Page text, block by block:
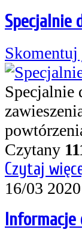
Specjalnie
Specjalnie
Czytany
Czytaj
16/03 2020